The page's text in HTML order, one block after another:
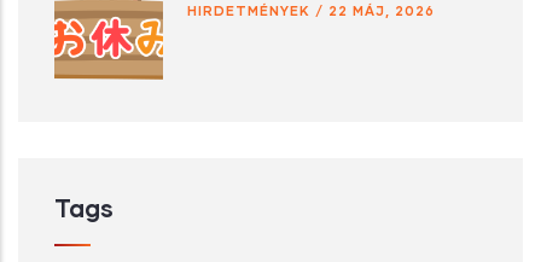
HIRDETMÉNYEK / 22 MÁJ, 2026
Tags